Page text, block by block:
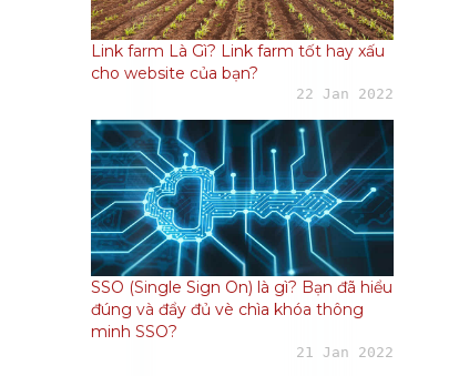
Link farm Là Gì? Link farm tốt hay xấu
cho website của bạn?
22 Jan 2022
SSO (Single Sign On) là gì? Bạn đã hiểu
đúng và đẩy đủ vè chìa khóa thông
minh SSO?
21 Jan 2022